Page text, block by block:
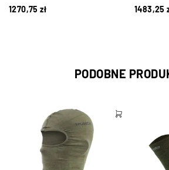
1270,75zł
1483,25
PODOBNE